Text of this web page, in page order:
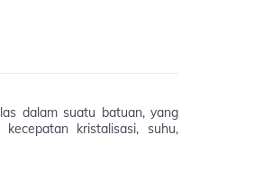
dalam suatu batuan, yang
kristalisasi, suhu,